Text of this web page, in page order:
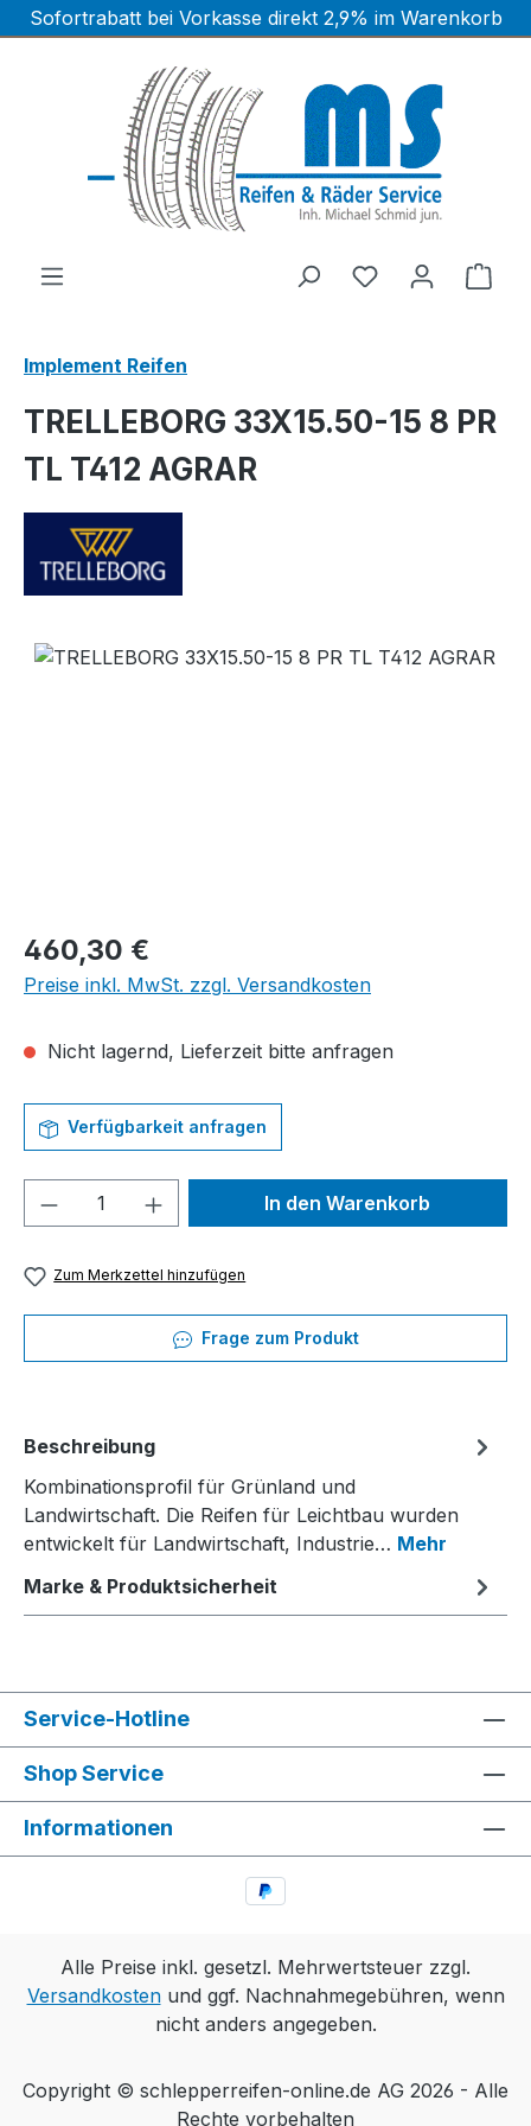
Zum Hauptinhalt springen
Sofortrabatt bei Vorkasse direkt 2,9% im Warenkorb
Implement Reifen
TRELLEBORG 33X15.50-15 8 PR
TL T412 AGRAR
Bildergalerie überspringen
Regulärer Preis:
460,30 €
Preise inkl. MwSt. zzgl. Versandkosten
Nicht lagernd, Lieferzeit bitte anfragen
Verfügbarkeit anfragen
Produkt Anzahl: Gib denIn den Warenkorb
Zum Merkzettel hinzufügen
Frage zum Produkt
Beschreibung
Kombinationsprofil für Grünland und
Landwirtschaft. Die Reifen für Leichtbau wurden
entwickelt für Landwirtschaft, Industrie… Mehr
Marke & Produktsicherheit
Service-Hotline
Shop Service
Informationen
Alle Preise inkl. gesetzl. Mehrwertsteuer zzgl.
Versandkostenund ggf. Nachnahmegebühren, wenn
nicht anders angegeben.
Copyright © schlepperreifen-online.de AG 2026 - Alle
Rechte vorbehalten